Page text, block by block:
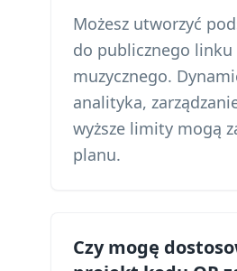
Możesz utworzyć
do publicznego linku
muzycznego.
analityka,
wyższe limity mogą
planu.
Czy mogę